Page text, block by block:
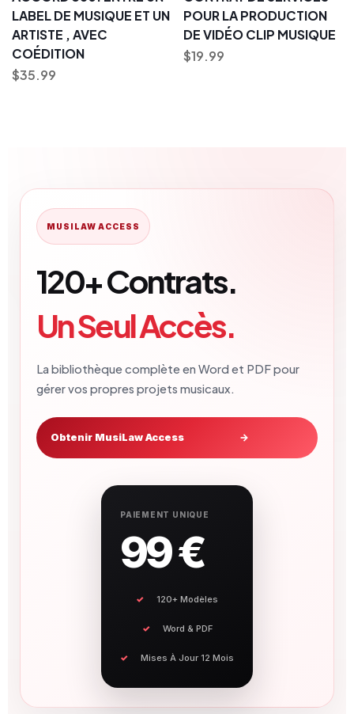
LABEL DE MUSIQUE ET UN
ARTISTE , AVEC
COÉDITION
$35.99
POUR LA PRODUCTION
DE VIDÉO CLIP MUSIQUE
$19.99
MUSILAW ACCESS
120+ Contrats.
Un Seul Accès.
La bibliothèque complète en Word et PDF pour
gérer vos propres projets musicaux.
Obtenir MusiLaw Access →
PAIEMENT UNIQUE
99 €
120+ Modèles
Word & PDF
Mises À Jour 12 Mois